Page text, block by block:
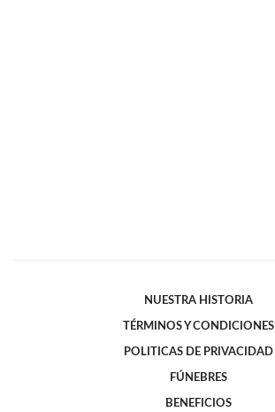
NUESTRA HISTORIA
TÉRMINOS Y CONDICIONES
POLITICAS DE PRIVACIDAD
FÚNEBRES
BENEFICIOS